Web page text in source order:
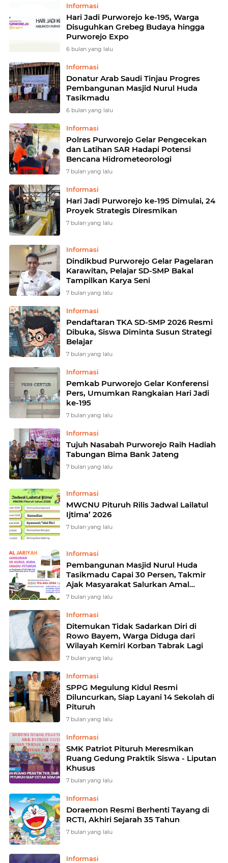
Informasi
Hari Jadi Purworejo ke-195, Warga
Disuguhkan Grebeg Budaya hingga
Purworejo Expo
6 bulan yang lalu
Informasi
Donatur Arab Saudi Tinjau Progres
Pembangunan Masjid Nurul Huda
Tasikmadu
6 bulan yang lalu
Informasi
Polres Purworejo Gelar Pengecekan
dan Latihan SAR Hadapi Potensi
Bencana Hidrometeorologi
7 bulan yang lalu
Informasi
Hari Jadi Purworejo ke-195 Dimulai, 24
Proyek Strategis Diresmikan
7 bulan yang lalu
Informasi
Dindikbud Purworejo Gelar Pagelaran
Karawitan, Pelajar SD-SMP Bakal
Tampilkan Karya Seni
7 bulan yang lalu
Informasi
Pendaftaran TKA SD-SMP 2026 Resmi
Dibuka, Siswa Diminta Susun Strategi
Belajar
7 bulan yang lalu
Informasi
Pemkab Purworejo Gelar Konferensi
Pers, Umumkan Rangkaian Hari Jadi
ke-195
7 bulan yang lalu
Informasi
Tujuh Nasabah Purworejo Raih Hadiah
Tabungan Bima Bank Jateng
7 bulan yang lalu
Informasi
MWCNU Pituruh Rilis Jadwal Lailatul
Ijtima’ 2026
7 bulan yang lalu
Informasi
Pembangunan Masjid Nurul Huda
Tasikmadu Capai 30 Persen, Takmir
Ajak Masyarakat Salurkan Amal
Jariyah
7 bulan yang lalu
Informasi
Ditemukan Tidak Sadarkan Diri di
Rowo Bayem, Warga Diduga dari
Wilayah Kemiri Korban Tabrak Lagi
7 bulan yang lalu
Informasi
SPPG Megulung Kidul Resmi
Diluncurkan, Siap Layani 14 Sekolah di
Pituruh
7 bulan yang lalu
Informasi
SMK Patriot Pituruh Meresmikan
Ruang Gedung Praktik Siswa - Liputan
Khusus
7 bulan yang lalu
Informasi
Doraemon Resmi Berhenti Tayang di
RCTI, Akhiri Sejarah 35 Tahun
7 bulan yang lalu
Informasi